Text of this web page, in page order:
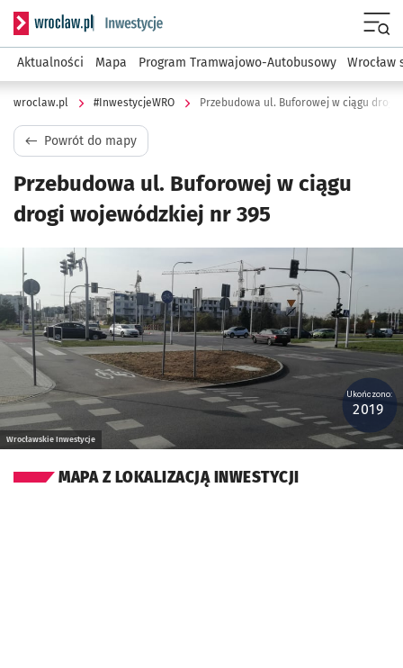
Serwis informacyjny wroclaw.pl podserwis:
Aktualności Mapa Program Tramwajowo-Autobusowy Wrocław
wroclaw.pl #InwestycjeWRO Przebudowa ul. Buforowej w ciągu drogi
Powrót do mapy
Przebudowa ul. Buforowej w ciągu
drogi wojewódzkiej nr 395
Kliknij, aby powiększyć
Wrocławskie Inwestycje
Ukończono:
2019
MAPA Z LOKALIZACJĄ INWESTYCJI